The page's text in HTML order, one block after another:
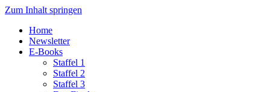
Zum Inhalt springen
Home
Newsletter
E-Books
Staffel 1
Staffel 2
Staffel 3